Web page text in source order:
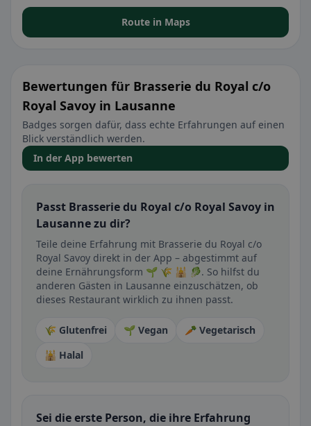
Route in Maps
Bewertungen für Brasserie du Royal c/o
Royal Savoy in Lausanne
Badges sorgen dafür, dass echte Erfahrungen auf einen
Blick verständlich werden.
In der App bewerten
Passt Brasserie du Royal c/o Royal Savoy in
Lausanne zu dir?
Teile deine Erfahrung mit Brasserie du Royal c/o
Royal Savoy direkt in der App – abgestimmt auf
deine Ernährungsform 🌱 🌾 🕌 🥬. So hilfst du
anderen Gästen in Lausanne einzuschätzen, ob
dieses Restaurant wirklich zu ihnen passt.
🌾 Glutenfrei 🌱 Vegan
🥕 Vegetarisch
🕌 Halal
Sei die erste Person, die ihre Erfahrung